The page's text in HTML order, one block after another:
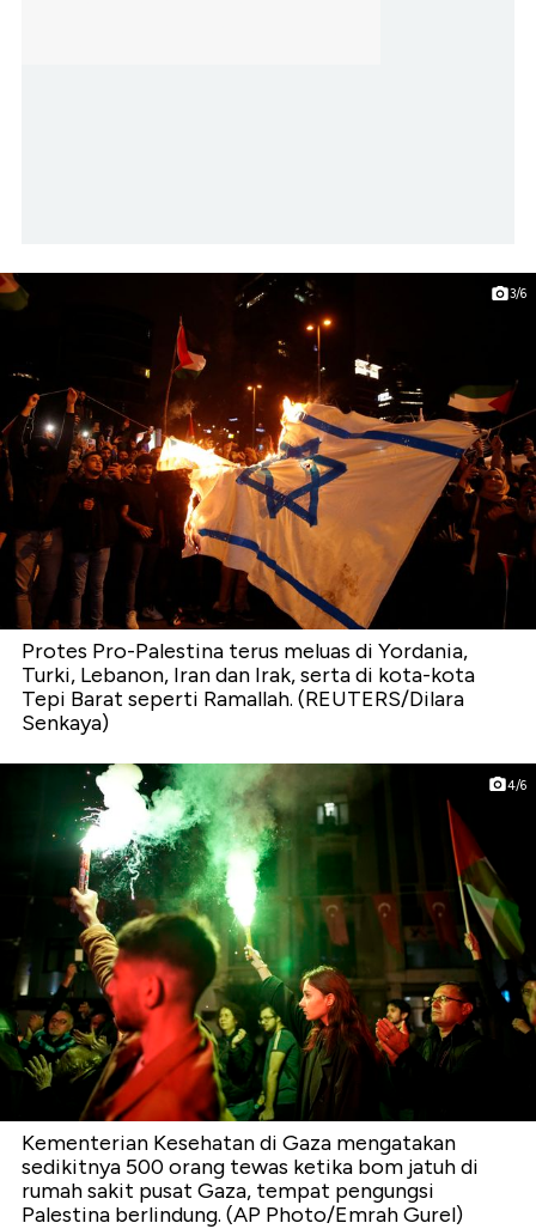
3/6
Protes Pro-Palestina terus meluas di Yordania,
Turki, Lebanon, Iran dan Irak, serta di kota-kota
Tepi Barat seperti Ramallah. (REUTERS/Dilara
Senkaya)
4/6
Kementerian Kesehatan di Gaza mengatakan
sedikitnya 500 orang tewas ketika bom jatuh di
rumah sakit pusat Gaza, tempat pengungsi
Palestina berlindung. (AP Photo/Emrah Gurel)